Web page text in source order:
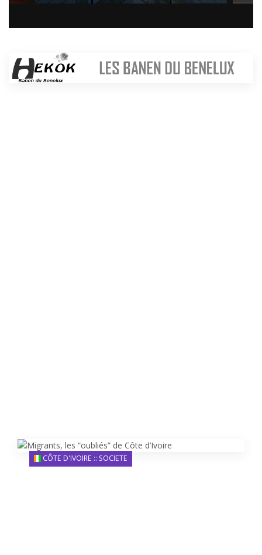
CÔTE D'IVOIRE :: SOCIETE